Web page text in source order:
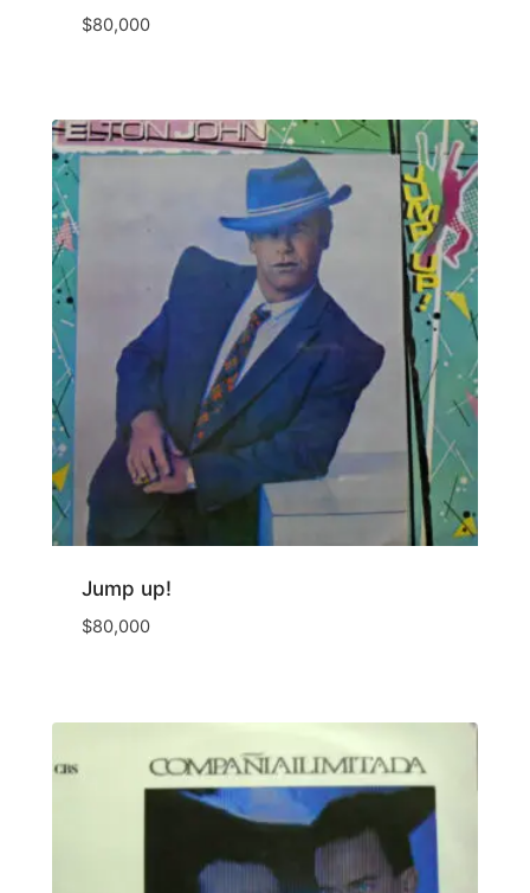
$80,000
Jump up!
$80,000